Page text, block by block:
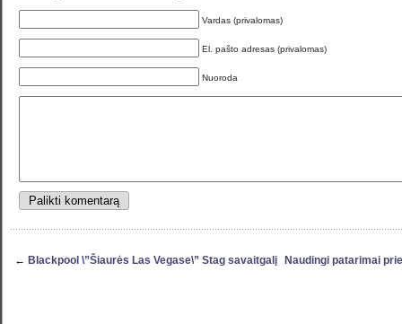
Vardas (privalomas)
El. pašto adresas (privalomas)
Nuoroda
← Blackpool \”Šiaurės Las Vegase\” Stag savaitgalį Naudingi patarimai